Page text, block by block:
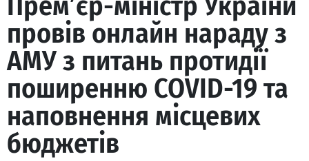
провів онлайн нараду з
АМУ з питань протидії
поширенню COVID-19 та
наповнення місцевих
бюджетів